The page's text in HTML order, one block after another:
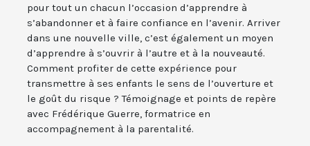
pour tout un chacun l’occasion d’apprendre à
s’abandonner et à faire confiance en l’avenir. Arriver
dans une nouvelle ville, c’est également un moyen
d’apprendre à s’ouvrir à l’autre et à la nouveauté.
Comment profiter de cette expérience pour
transmettre à ses enfants le sens de l’ouverture et
le goût du risque ? Témoignage et points de repère
avec Frédérique Guerre, formatrice en
accompagnement à la parentalité.